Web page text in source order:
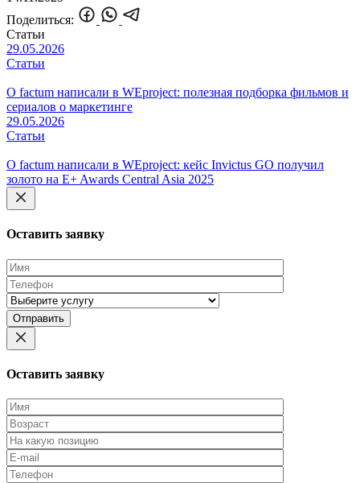
Поделиться:
Статьи
29.05.2026
Статьи
О factum написали в WEproject: полезная подборка фильмов и
сериалов о маркетинге
29.05.2026
Статьи
О factum написали в WEproject: кейс Invictus GO получил
золото на E+ Awards Central Asia 2025
Оставить заявку
Оставьте
это
поле
Оставить заявку